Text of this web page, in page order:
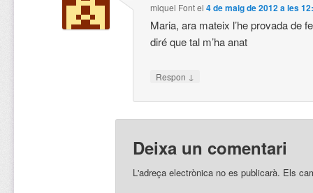
miquel Fontel4 de maig de 2012 a les
Maria, ara mateix l’he provada de
diré que tal m’ha anat
Respon ↓
Deixa un comentari
L'adreça electrònica no es publicarà. Els